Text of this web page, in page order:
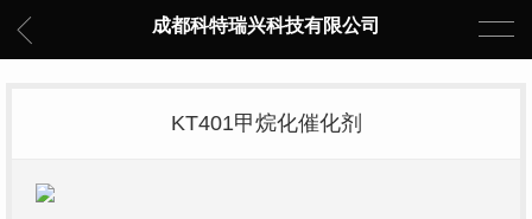
成都科特瑞兴科技有限公司
KT401甲烷化催化剂